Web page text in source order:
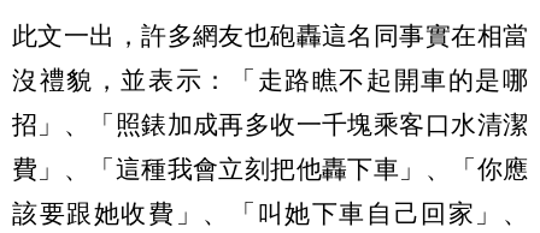
此文一出，許多網友也砲轟這名同事實在相當
沒禮貌，並表示：「走路瞧不起開車的是哪
招」、「照錶加成再多收一千塊乘客口水清潔
費」、「這種我會立刻把他轟下車」、「你應
該要跟她收費」、「叫她下車自己回家」、